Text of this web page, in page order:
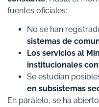
fuentes oficiales:
No se han
sistemas de
Los servicios al
institucionales
Se estudian
en subsistemas
En paralelo, se ha